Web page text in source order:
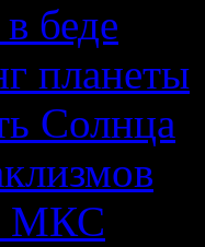
беде
планеты
Солнца
МКС